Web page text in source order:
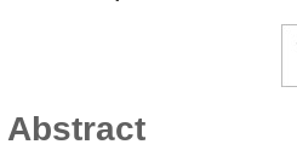
Abstract